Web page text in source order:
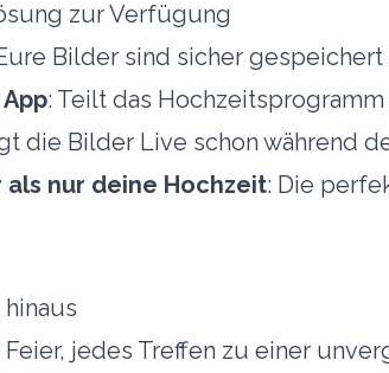
zur Verfügung
Bilder sind sicher
: Teilt das
die Bilder Live schon während
als nur deine Hochzeit: Die
jedes Treffen zu einer